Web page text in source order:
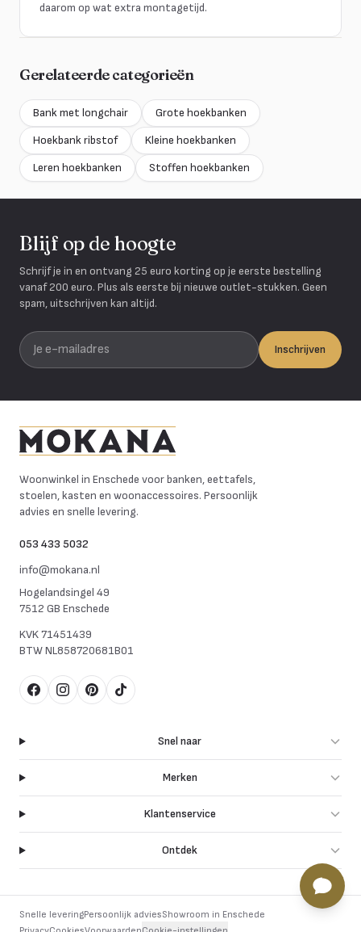
daarom op wat extra montagetijd.
Gerelateerde categorieën
Bank met longchair
Grote hoekbanken
Hoekbank ribstof
Kleine hoekbanken
Leren hoekbanken
Stoffen hoekbanken
Blijf op de hoogte
Schrijf je in en ontvang 25 euro korting op je eerste bestelling
vanaf 200 euro. Plus als eerste bij nieuwe outlet-stukken. Geen
spam, uitschrijven kan altijd.
Je e-mailadres
Inschrijven
Woonwinkel in Enschede voor banken, eettafels,
stoelen, kasten en woonaccessoires. Persoonlijk
advies en snelle levering.
053 433 5032
info@mokana.nl
Hogelandsingel 49
7512 GB Enschede
KVK71451439
BTWNL858720681B01
FacebookInstagram
Pinterest
TikTok
Snel naar
Merken
Klantenservice
Ontdek
Snelle leveringPersoonlijk adviesShowroom in Enschede